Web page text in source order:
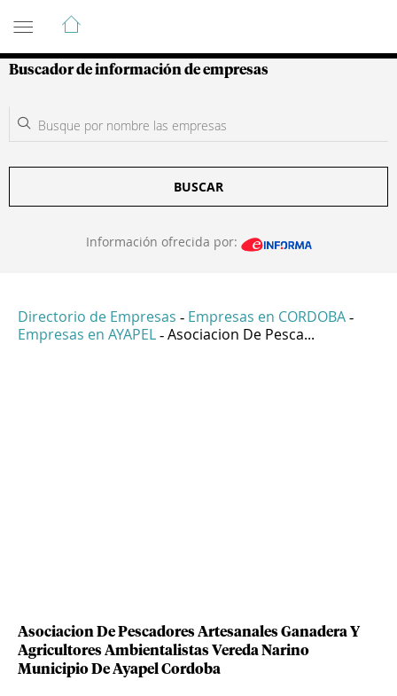
Guía de Empresas Colombianas
Buscador de información de empresas
BUSCAR
Información ofrecida por:
Directorio de Empresas - Empresas en CORDOBA -
Empresas en AYAPEL - Asociacion De Pesca...
Asociacion De Pescadores Artesanales Ganadera Y
Agricultores Ambientalistas Vereda Narino
Municipio De Ayapel Cordoba